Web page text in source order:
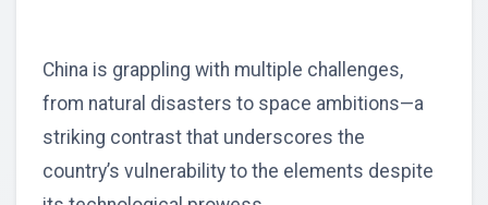
China is grappling with multiple challenges,
from natural disasters to space ambitions—a
striking contrast that underscores the
country’s vulnerability to the elements despite